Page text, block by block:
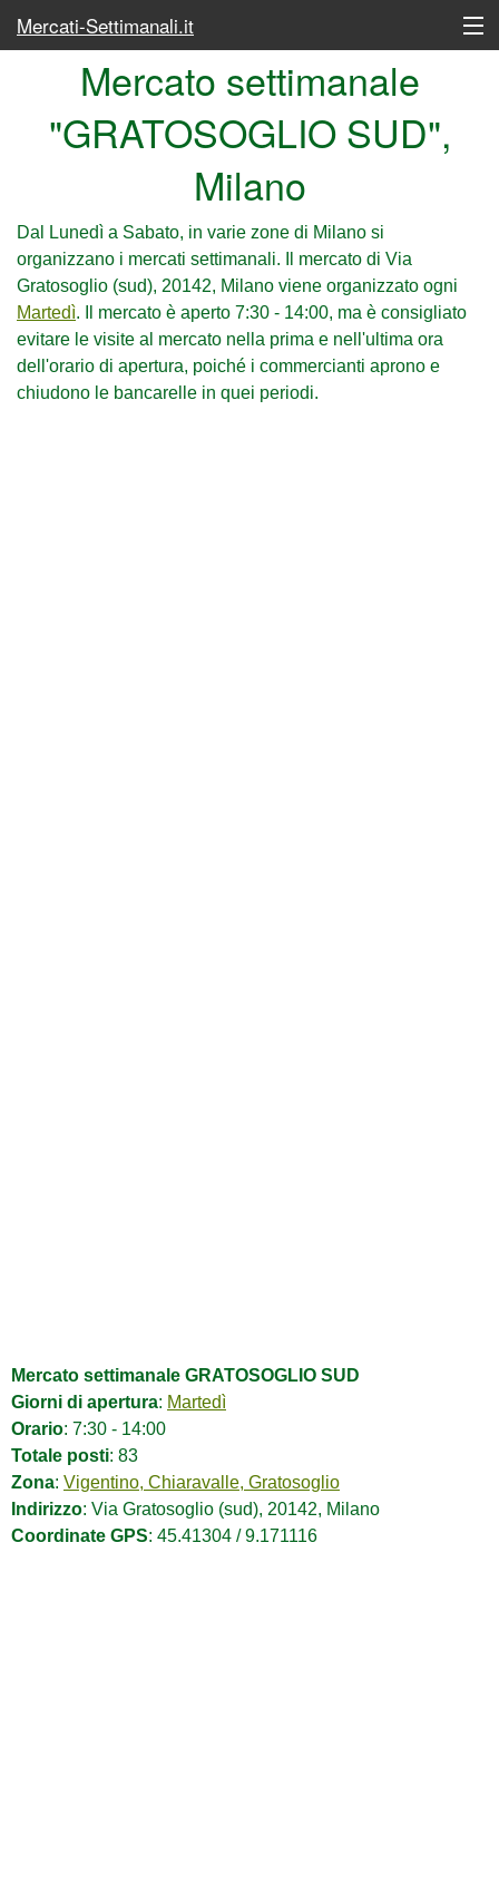
Mercati-Settimanali.it
Martedì
Giovedì
Venerdì
Sabato
Elenco completo dei mercati
Mercato settimanale
"GRATOSOGLIO SUD",
Milano
Dal Lunedì a Sabato, in varie zone di Milano si
organizzano i mercati settimanali. Il mercato di Via
Gratosoglio (sud), 20142, Milano viene organizzato ogni
Martedì. Il mercato è aperto 7:30 - 14:00, ma è consigliato
evitare le visite al mercato nella prima e nell'ultima ora
dell'orario di apertura, poiché i commercianti aprono e
chiudono le bancarelle in quei periodi.
Mercato settimanale GRATOSOGLIO SUD
Giorni di apertura: Martedì
Orario: 7:30 - 14:00
Totale posti: 83
Zona: Vigentino, Chiaravalle, Gratosoglio
Indirizzo: Via Gratosoglio (sud), 20142, Milano
Coordinate GPS: 45.41304 / 9.171116